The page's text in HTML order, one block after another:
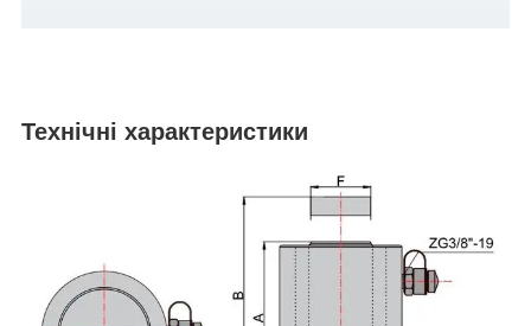
Технічні характеристики